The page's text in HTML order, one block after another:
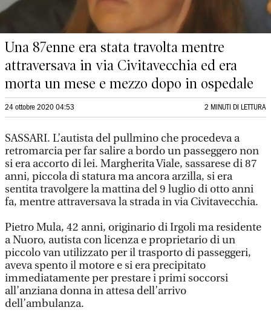
Una 87enne era stata travolta mentre
attraversava in via Civitavecchia ed era
morta un mese e mezzo dopo in ospedale
24 ottobre 2020 04:53 2 MINUTI DI LETTURA
SASSARI. L’autista del pullmino che procedeva a
retromarcia per far salire a bordo un passeggero non
si era accorto di lei. Margherita Viale, sassarese di 87
anni, piccola di statura ma ancora arzilla, si era
sentita travolgere la mattina del 9 luglio di otto anni
fa, mentre attraversava la strada in via Civitavecchia.
Pietro Mula, 42 anni, originario di Irgoli ma residente
a Nuoro, autista con licenza e proprietario di un
piccolo van utilizzato per il trasporto di passeggeri,
aveva spento il motore e si era precipitato
immediatamente per prestare i primi soccorsi
all’anziana donna in attesa dell’arrivo
dell’ambulanza.